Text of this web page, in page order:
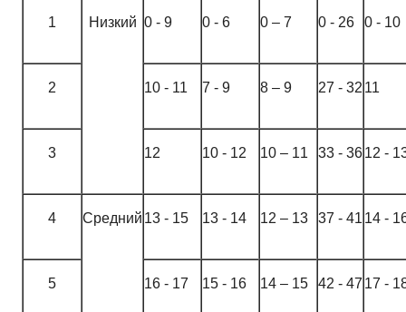
1 Низкий 0 - 9 0 - 6 0 – 7 0 - 26 0 - 10
2 10 - 11 7 - 9 8 – 9 27 - 32 11
3 12 10 - 12 10 – 11 33 - 3612 -
4 Средний 13 - 15 13 - 14 12 – 13 37 - 41 14 -
5 16 - 17 15 - 16 14 – 15 42 - 47 17 -